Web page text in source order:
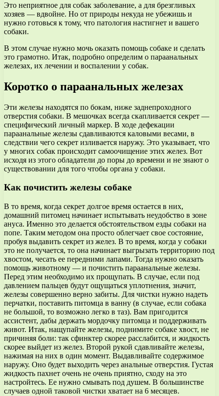
Это неприятное для собак заболевание, а для брезгливых
хозяев — вдвойне. Но от природы некуда не убежишь и
нужно готовься к тому, что патология настигнет и вашего
собаки.
В этом случае нужно мочь оказать помощь собаке и сделать
это грамотно. Итак, подробно определим о параанальных
железах, их лечении и воспалении у собак.
Коротко о параанальных железах
Эти железы находятся по бокам, ниже заднепроходного
отверстия собаки. В мешочках всегда скапливается секрет —
специфический личный маркер. В ходе дефекации
параанальные железы сдавливаются каловыми весами, в
следствии чего секрет изливается наружу. Это указывает, что
у многих собак происходит самоочищение этих желез. Вот
исходя из этого обладатели до поры до времени и не знают о
существовании для того чтобы органа у собаки.
Как почистить железы собаке
В то время, когда секрет долгое время остается в них,
домашний питомец начинает испытывать неудобство в зоне
ануса. Именно это делается обстоятельством езды собаки на
попе. Таким методом она просто облегчает свое состояние,
пробуя выдавить секрет из желез. В то время, когда у собаки
это не получается, то она начинает выгрызать территорию под
хвостом, чесать ее передними лапами. Тогда нужно оказать
помощь животному — и почистить параанальные железы.
Перед этим необходимо их прощупать. В случае, если под
давлением пальцев будут ощущаться уплотнения, значит,
железы совершенно верно забиты. Для чистки нужно надеть
перчатки, поставить питомца в ванну (в случае, если собака
не большой, то возможно легко в таз). Вам пригодится
ассистент, дабы держать мордочку питомца и поддерживать
живот. Итак, нащупайте железы, поднимите собаке хвост, не
причиняя боли: так сфинктер скорее расслабится, и жидкость
скорее выйдет из желез. Второй рукой сдавливайте железы,
нажимая на них в один момент. Выдавливайте содержимое
наружу. Оно будет выходить через анальные отверстия. Густая
жидкость пахнет очень не очень приятно, сходу на это
настройтесь. Ее нужно смывать под душем. В большинстве
случаев одной таковой чистки хватает на 6 месяцев.